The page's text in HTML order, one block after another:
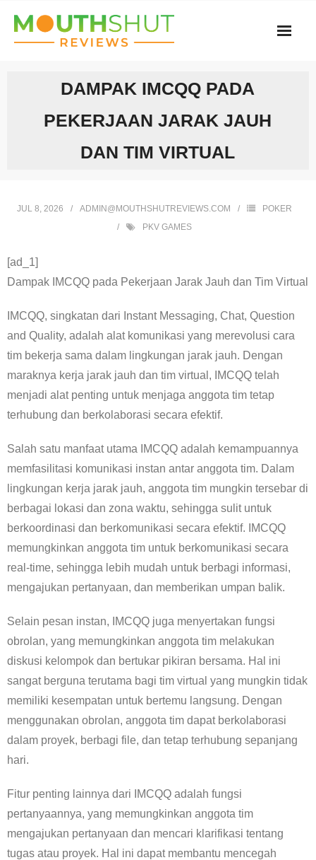
DAMPAK IMCQQ PADA
PEKERJAAN JARAK JAUH
DAN TIM VIRTUAL
JUL 8, 2026 ADMIN@MOUTHSHUTREVIEWS.COM
POKER
PKV GAMES
[ad_1]
Dampak IMCQQ pada Pekerjaan Jarak Jauh dan Tim Virtual
IMCQQ, singkatan dari Instant Messaging, Chat, Question
and Quality, adalah alat komunikasi yang merevolusi cara
tim bekerja sama dalam lingkungan jarak jauh. Dengan
maraknya kerja jarak jauh dan tim virtual, IMCQQ telah
menjadi alat penting untuk menjaga anggota tim tetap
terhubung dan berkolaborasi secara efektif.
Salah satu manfaat utama IMCQQ adalah kemampuannya
memfasilitasi komunikasi instan antar anggota tim. Dalam
lingkungan kerja jarak jauh, anggota tim mungkin tersebar di
berbagai lokasi dan zona waktu, sehingga sulit untuk
berkoordinasi dan berkomunikasi secara efektif. IMCQQ
memungkinkan anggota tim untuk berkomunikasi secara
real-time, sehingga lebih mudah untuk berbagi informasi,
mengajukan pertanyaan, dan memberikan umpan balik.
Selain pesan instan, IMCQQ juga menyertakan fungsi
obrolan, yang memungkinkan anggota tim melakukan
diskusi kelompok dan bertukar pikiran bersama. Hal ini
sangat berguna terutama bagi tim virtual yang mungkin tidak
memiliki kesempatan untuk bertemu langsung. Dengan
menggunakan obrolan, anggota tim dapat berkolaborasi
dalam proyek, berbagi file, dan tetap terhubung sepanjang
hari.
Fitur penting lainnya dari IMCQQ adalah fungsi
pertanyaannya, yang memungkinkan anggota tim
mengajukan pertanyaan dan mencari klarifikasi tentang
tugas atau proyek. Hal ini dapat membantu mencegah